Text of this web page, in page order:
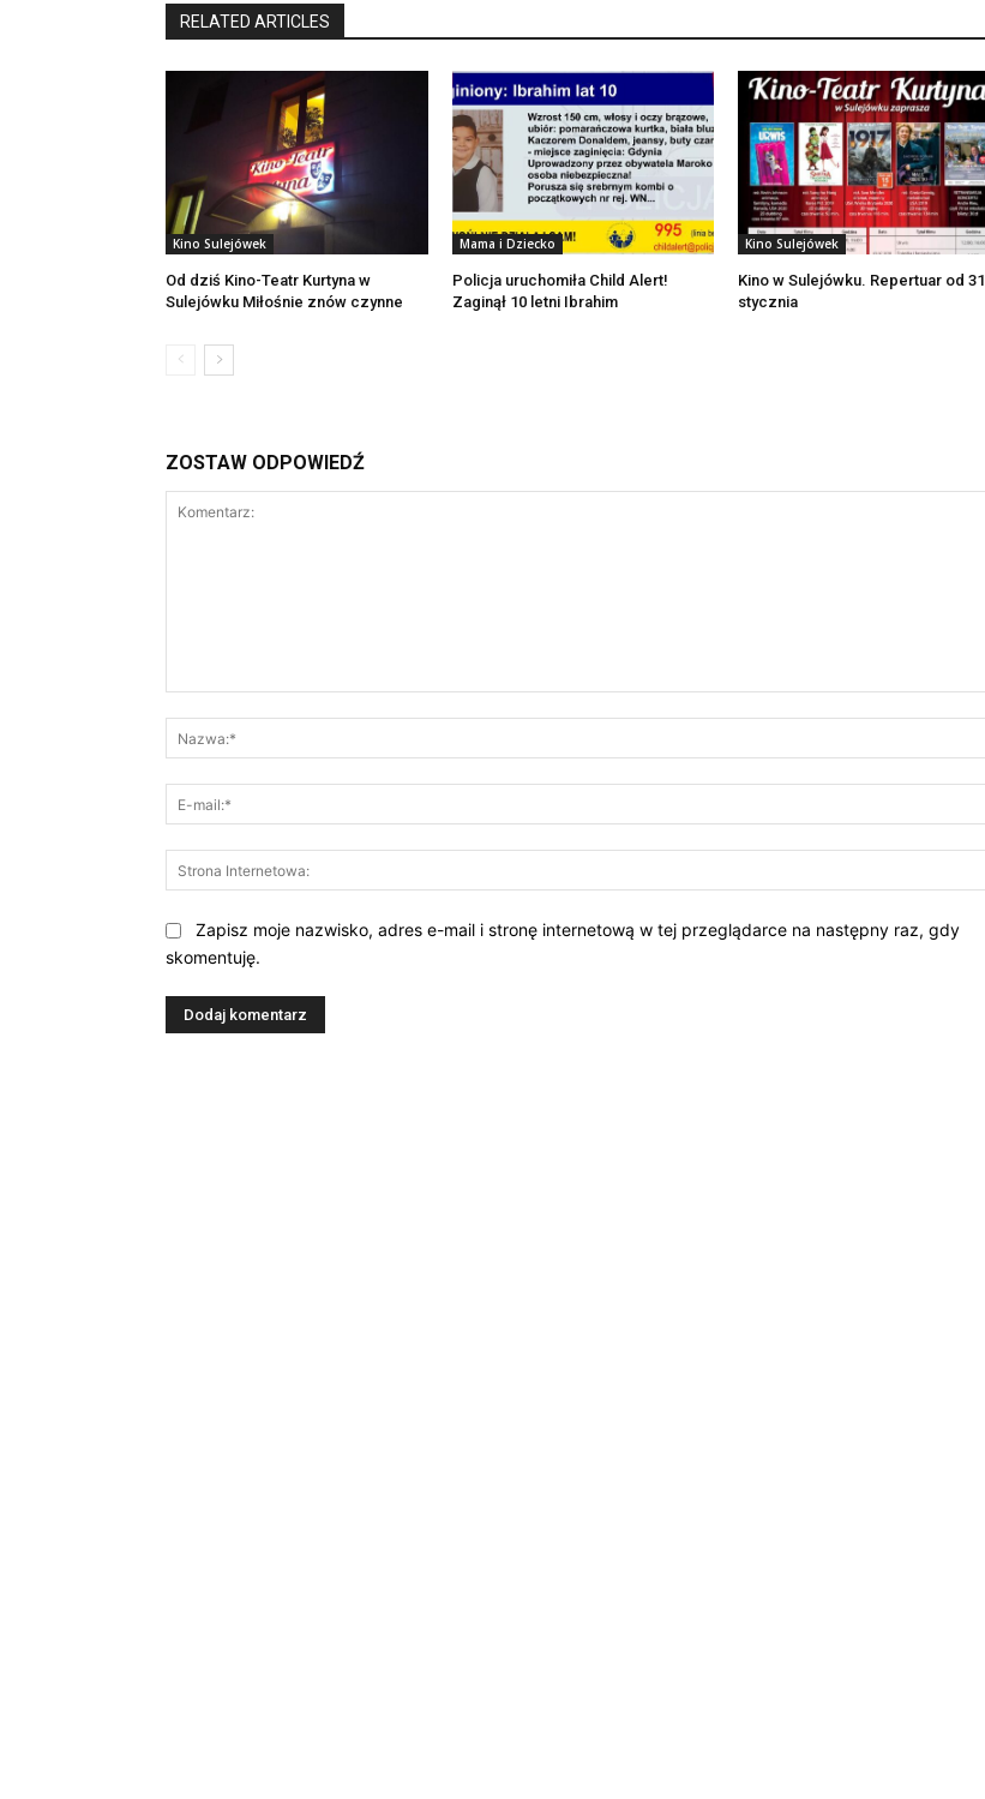
RELATED ARTICLES
Kino Sulejówek
Od dziś Kino-Teatr Kurtyna w
Sulejówku Miłośnie znów czynne
Mama i Dziecko
Policja uruchomiła Child Alert!
Zaginął 10 letni Ibrahim
Kino Sulejówek
Kino w Sulejówku. Repertuar od 31
stycznia
ZOSTAW ODPOWIEDŹ
Zapisz moje nazwisko, adres e-mail i stronę internetową w tej przeglądarce na następny raz, gdy
skomentuję.